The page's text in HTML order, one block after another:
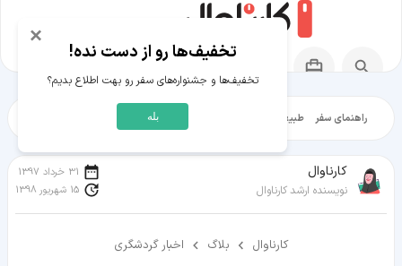
راهنمای سفر طبیعت‌گردی شهرگردی
کارناوال
نویسنده ارشد کارناوال
31 خرداد 1397
15 شهریور 1398
کارناوال بلاگ اخبار گردشگری
×
تخفیف‌ها رو از دست نده!
تخفیف‌ها و جشنواره‌های سفر رو بهت اطلاع بدیم؟
بله